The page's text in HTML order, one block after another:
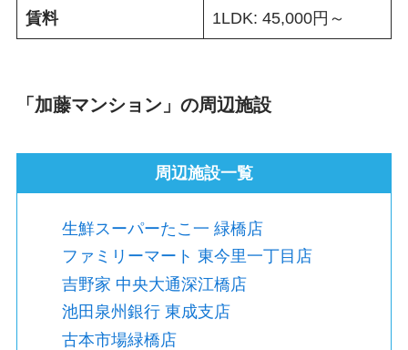
賃料 1LDK: 45,000円～
「加藤マンション」の周辺施設
周辺施設一覧
生鮮スーパーたこ一 緑橋店
ファミリーマート 東今里一丁目店
吉野家 中央大通深江橋店
池田泉州銀行 東成支店
古本市場緑橋店